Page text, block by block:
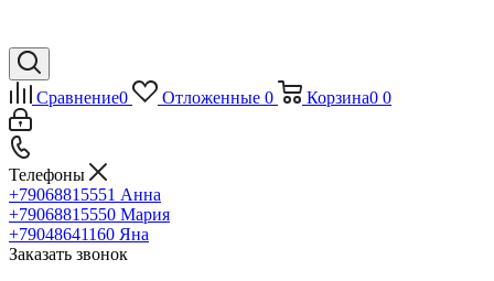
Сравнение0 Отложенные 0 Корзина0 0
Телефоны
+79068815551 Анна
+79068815550 Мария
+79048641160 Яна
Заказать звонок